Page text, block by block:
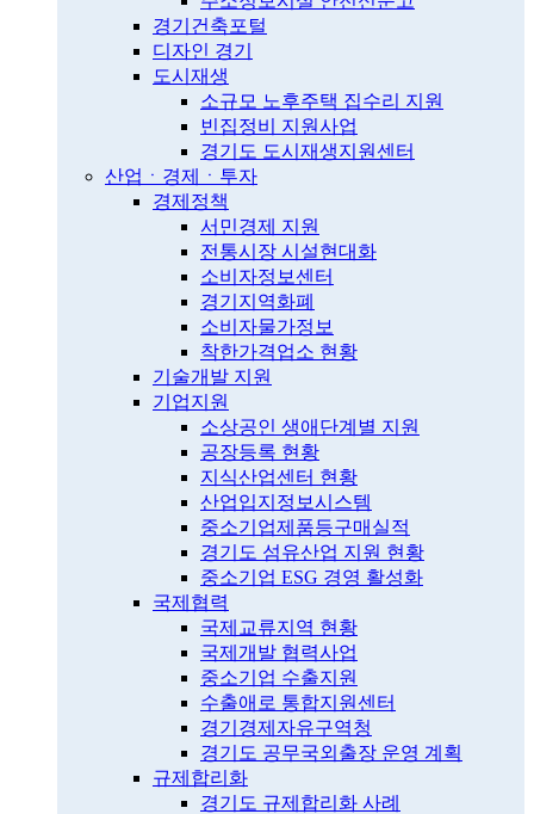
경기건축포털
디자인 경기
도시재생
소규모 노후주택 집수리 지원
빈집정비 지원사업
경기도 도시재생지원센터
산업ㆍ경제ㆍ투자
경제정책
서민경제 지원
전통시장 시설현대화
소비자정보센터
경기지역화폐
소비자물가정보
착한가격업소 현황
기술개발 지원
기업지원
소상공인 생애단계별 지원
공장등록 현황
지식산업센터 현황
산업입지정보시스템
중소기업제품등구매실적
경기도 섬유산업 지원 현황
중소기업 ESG 경영 활성화
국제협력
국제교류지역 현황
국제개발 협력사업
중소기업 수출지원
수출애로 통합지원센터
경기경제자유구역청
경기도 공무국외출장 운영 계획
규제합리화
경기도 규제합리화 사례